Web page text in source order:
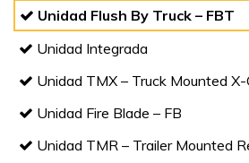
Unidad Flush By Truck – FBT
Unidad Integrada
Unidad TMX – Truck Mounted
Unidad Fire Blade – FB
Unidad TMR – Trailer Mounted